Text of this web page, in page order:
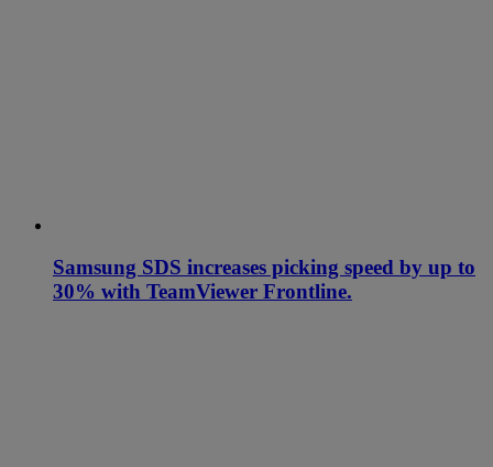
Samsung SDS increases picking speed by up to
30% with TeamViewer Frontline.